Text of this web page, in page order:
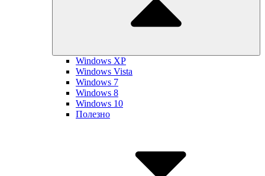
Windows XP
Windows Vista
Windows 7
Windows 8
Windows 10
Полезно